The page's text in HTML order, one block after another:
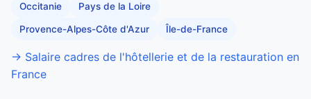
Occitanie Pays de la Loire
Provence-Alpes-Côte d'Azur Île-de-France
→ Salaire cadres de l'hôtellerie et de la restauration en
France